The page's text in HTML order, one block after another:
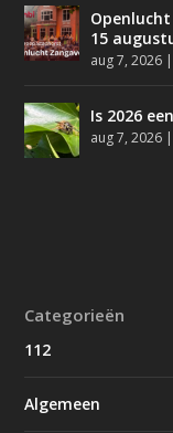
15
aug 7, 2026 |
Is 2026
aug 7, 2026
Categorieën
112
Algemeen